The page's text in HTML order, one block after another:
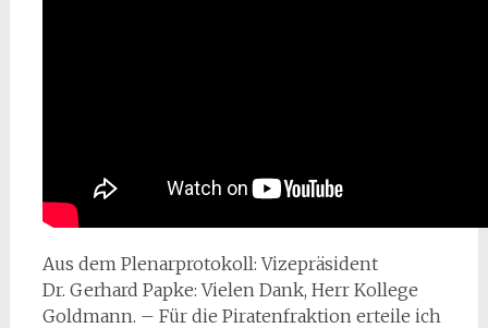
Aus dem Plenarprotokoll: Vizepräsident
Dr. Gerhard Papke: Vielen Dank, Herr Kollege
Goldmann. – Für die Piratenfraktion erteile ich